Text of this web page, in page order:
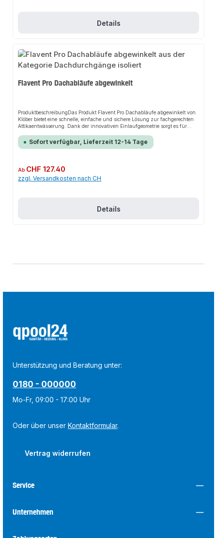
Details
Flavent Pro Dachabläufe abgewinkelt
ProduktbeschreibungDas Produkt Flavent Pro Dachabläufe abgewinkelt von
Klöber bietet eine schnelle, einfache und sichere Lösung zur fachgerechten
Attikaentwässerung. Dank der innovativen Einlaufgeometrie sorgt es für
mit geringem Unterbau an. Das robuste Design und die einfache Montage
machen dieses Produkt zu einer zuverlässigen Wahl für jede
NotentwässerungAnwendungsbereicheBalkoneFlächen mit geringem
Anforderungen DIN EN 1253Optionaler Dämmkörper mit WLG 036In
Sofort verfügbar, Lieferzeit 12-14 Tage
Regulärer Preis:
Ab CHF 127.40
zzgl. Versandkosten nach CH
Details
Unterstützung und Beratung unter:
0180 - 000000
Mo-Fr, 09:00 - 17:00 Uhr
Oder über unserKontaktformular.
Vertrag widerrufen
Service
Unternehmen